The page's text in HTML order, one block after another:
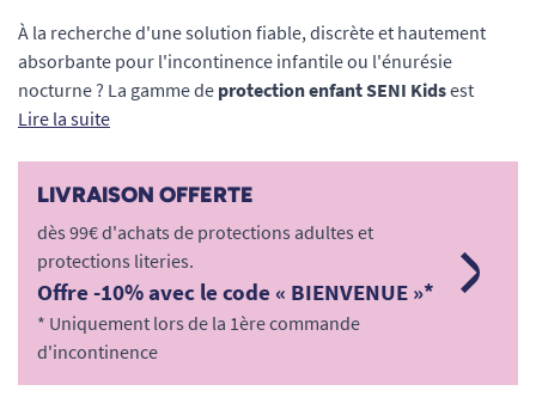
À la recherche d'une solution fiable, discrète et hautement
absorbante pour l'incontinence infantile ou l'énurésie
nocturne ? La gamme de protection enfant SENI Kidsest
spécialement développée pour accompagner les jeunes
pédiatriques garantissent un maintien au sec absolu grâce à
une technologie d'absorption rapide et des barrières anti-
fuites infaillibles. Fabriqués avec des matériaux ultra-doux et
respirants, ils préservent la santé cutanée tout en offrant une
totale liberté de mouvement. Avec TOUS ERGO, sécurisez le
quotidien de votre enfant en toute sérénité.
Lire la suite
LIVRAISON OFFERTE
dès 99€ d'achats de protections adultes et
protections literies.
Offre -10% avec le code « BIENVENUE »*
* Uniquement lors de la 1ère commande
d'incontinence